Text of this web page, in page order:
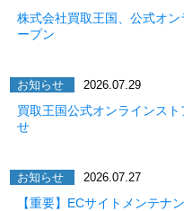
株式会社買取王国、公式オ
ープン
お知らせ 2026.07.29
買取王国公式オンラインス
せ
お知らせ 2026.07.27
【重要】ECサイトメンテナ